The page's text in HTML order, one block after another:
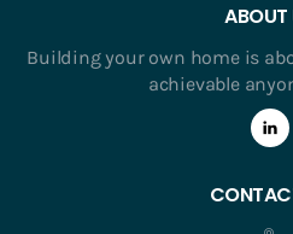
ABOUT
Building your own home is
achievable